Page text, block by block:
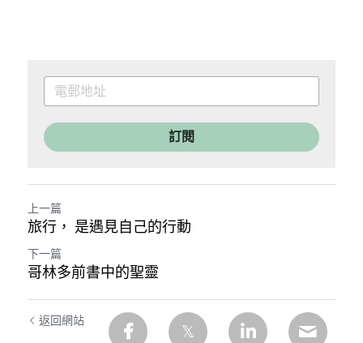
訂閱
上一篇
旅行， 是遇見自己的行動
下一篇
哥林多前書中的聖靈
返回網站